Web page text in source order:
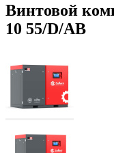
Винтовой
10 55/D/AB